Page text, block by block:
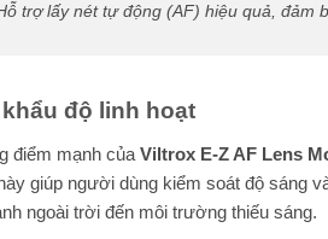
trợ lấy nét tự động (AF) hiệu quả, đảm
độ linh hoạt
điểm mạnh của Viltrox E-Z AF Lens
giúp người dùng kiểm soát độ sáng
ngoài trời đến môi trường thiếu sáng.